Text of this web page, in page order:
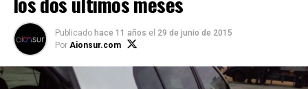
Publicado hace 11 años el 29 de junio de 2015
Por Aionsur.com